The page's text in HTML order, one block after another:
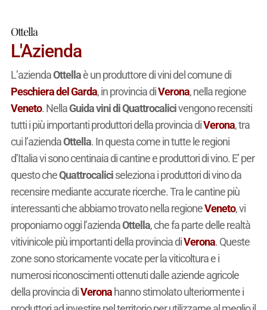
Ottella
L'Azienda
L’aziendaOttellaè un produttore di vini del comune di
Peschiera del Garda, in provincia diVerona, nella regione
Veneto. NellaGuida vini di Quattrocalicivengono recensiti
tutti i più importanti produttori della provincia diVerona, tra
cui l’aziendaOttella. In questa come in tutte le regioni
d’Italia vi sono centinaia di cantine e produttori di vino. E’ per
questo cheQuattrocaliciseleziona i produttori di vino da
recensire mediante accurate ricerche. Tra le cantine più
interessanti che abbiamo trovato nella regioneVeneto, vi
proponiamo oggi l’aziendaOttella, che fa parte delle realtà
vitivinicole più importanti della provincia diVerona. Queste
zone sono storicamente vocate per la viticoltura e i
numerosi riconoscimenti ottenuti dalle aziende agricole
della provincia diVeronahanno stimolato ulteriormente i